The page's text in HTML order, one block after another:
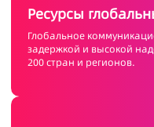
Ресурсы
Глобальное
задержкой и высокой
200 стран и регионов.